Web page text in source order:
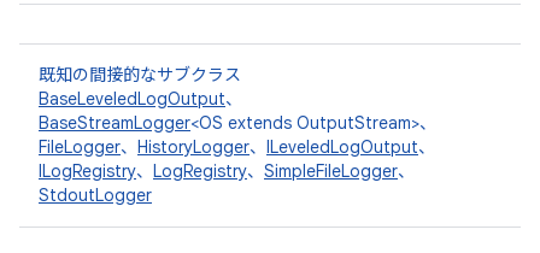
既知の間接的なサブクラス
BaseLeveledLogOutput、
BaseStreamLogger<OS extends OutputStream>、
FileLogger、 HistoryLogger、 ILeveledLogOutput、
ILogRegistry、 LogRegistry、 SimpleFileLogger、
StdoutLogger